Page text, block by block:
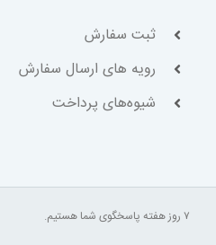
ثبت سفارش
رویه های ارسال سفارش
شیوه‌های پرداخت
۷ روز هفته پاسخگوی شما هستیم.